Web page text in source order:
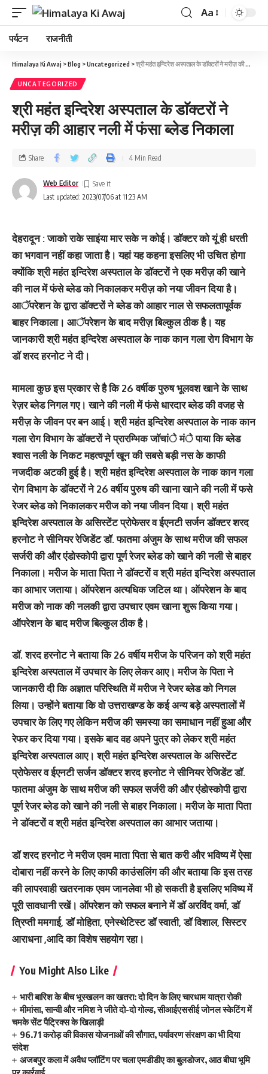
Aa
पर्यटन राजनीती
Himalaya Ki Awaj >Blog >Uncategorized >श्री महंत इन्दिरेश अस्पताल के डाॅक्टरों ने मरीज़ की आहार नली में फंसा ब्लेड निकाला
UNCATEGORIZED
श्री महंत इन्दिरेश अस्पताल के डाॅक्टरों ने
मरीज़ की आहार नली में फंसा ब्लेड निकाला
Last updated: 2023/07/06 at 11:23 AM
Web Editor
Share 4 Min Read
देहरादून : जाको राके साइंया मार सके न कोई। डाॅक्टर को यूं ही धरती
का भगवान नहीं कहा जाता है। यहां यह कहना इसलिए भी उचित होगा
क्योंकि श्री महंत इन्दिरेश अस्पताल के डाॅक्टरों ने एक मरीज़ की खाने
की नाल में फंसे ब्लेड को निकालकर मरीज़ को नया जीवन दिया है।
आॅपरेशन के द्वारा डाॅक्टरों ने ब्लेड को आहार नाल से सफलतापूर्वक
बाहर निकाला। आॅपरेशन के बाद मरीज़ बिल्कुल ठीक है। यह
जानकारी श्री महंत इन्दिरेश अस्पताल के नाक कान गला रोग विभाग के
डाॅ शरद हरनोट ने दी।
मामला कुछ इस प्रकार से है कि 26 वर्षीक पुरुष भूलवश खाने के साथ
रेज़र ब्लेड निगल गए। खाने की नली में फंसे धारदार ब्लेड की वजह से
मरीज़ के जीवन पर बन आई। श्री महंत इन्दिरेश अस्पताल के नाक कान
गला रोग विभाग के डाॅक्टरों ने प्रारम्भिक जाॅचांे मंे पाया कि ब्लेड
श्वास नली के निकट महत्वपूर्ण खून की सबसे बड़ी नस के काफी
नजदीक अटकी हुई है। श्री महंत इन्दिरेश अस्पताल के नाक कान गला
रोग विभाग के डॉक्टरों ने 26 वर्षीय पुरुष की खाना खाने की नली में फसे
रेजर ब्लेड को निकालकर मरीज को नया जीवन दिया। श्री महंत
इन्दिरेश अस्पताल के असिस्टेंट प्रोफेसर व ईएनटी सर्जन डॉक्टर शरद
हरनोट ने सीनियर रेजिडेंट डॉ. फातमा अंजुम के साथ मरीज की सफल
सर्जरी की और एंडोस्कोपी द्वारा पूर्ण रेजर ब्लेड को खाने की नली से बाहर
निकाला। मरीज के माता पिता ने डॉक्टरों व श्री महंत इन्दिरेश अस्पताल
का आभार जताया। ऑपरेशन अत्यधिक जटिल था। ऑपरेशन के बाद
मरीज को नाक की नलकी द्वारा उपचार एवम खाना शुरू किया गया।
ऑपरेशन के बाद मरीज बिल्कुल ठीक है।
डॉ. शरद हरनोट ने बताया कि 26 वर्षीय मरीज के परिजन को श्री महंत
इन्दिरेश अस्पताल में उपचार के लिए लेकर आए। मरीज के पिता ने
जानकारी दी कि अज्ञात परिस्थिति में मरीज ने रेजर ब्लेड को निगल
लिया। उन्होंने बताया कि वो उत्तराखण्ड के कई अन्य बड़े अस्पतालों में
उपचार के लिए गए लेकिन मरीज की समस्या का समाधान नहीं हुआ और
रेफर कर दिया गया। इसके बाद वह अपने पुत्र को लेकर श्री महंत
इन्दिरेश अस्पताल आए। श्री महंत इन्दिरेश अस्पताल के असिस्टेंट
प्रोफेसर व ईएनटी सर्जन डॉक्टर शरद हरनोट ने सीनियर रेजिडेंट डॉ.
फातमा अंजुम के साथ मरीज की सफल सर्जरी की और एंडोस्कोपी द्वारा
पूर्ण रेजर ब्लेड को खाने की नली से बाहर निकाला। मरीज के माता पिता
ने डॉक्टरों व श्री महंत इन्दिरेश अस्पताल का आभार जताया।
डॉ शरद हरनोट ने मरीज एवम माता पिता से बात करी और भविष्य में ऐसा
दोबारा नहीं करने के लिए काफी काउंसलिंग की और बताया कि इस तरह
की लापरवाही खतरनाक एवम जानलेवा भी हो सकती है इसलिए भविष्य में
पूरी सावधानी रखें। ऑपरेशन को सफल बनाने में डाॅ अरविंद वर्मा, डॉ
त्रिप्ती ममगाई, डॉ मोहिता, एनेस्थेटिस्ट डॉ स्वाती, डॉ विशाल, सिस्टर
आराधना ,आदि का विशेष सहयोग रहा।
You Might Also Like
भारी बारिश के बीच भूस्खलन का खतरा: दो दिन के लिए चारधाम यात्रा रोकी
मीमांसा, सान्वी और नमिश ने जीते दो-दो गोल्ड, सीआईएससीई जोनल स्केटिंग में
चमके सेंट पैट्रिक्स के खिलाड़ी
96.71 करोड़ की विकास योजनाओं की सौगात, पर्यावरण संरक्षण का भी दिया
संदेश
अजबपुर कला में अवैध प्लॉटिंग पर चला एमडीडीए का बुलडोजर, आठ बीघा भूमि